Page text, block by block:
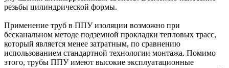
резьбы цилиндрической формы.
Применение труб в ППУ изоляции возможно при
бесканальном методе подземной прокладки тепловых трасс,
который является менее затратным, по сравнению
использованием стандартной технологии монтажа. Помимо
этого, трубы ППУ имеют высокие эксплуатационные